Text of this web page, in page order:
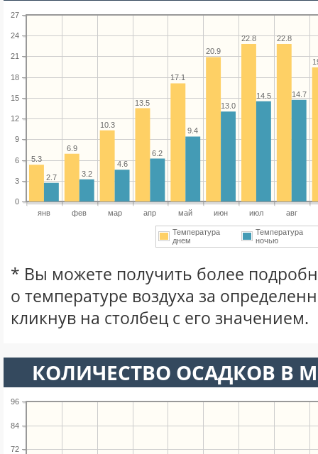
янв фев мар апр май июн июл авг
0
3
6
9
12
15
18
21
24
27
22.8
22.8
20.9
17.1
13.5
10.3
6.9
5.3
14.7
14.5
13.0
9.4
6.2
4.6
3.2
2.7
Температура
днем
Температура
ночью
* Вы можете получить более
о температуре воздуха за
кликнув на столбец с его значением.
КОЛИЧЕСТВО ОСАДКОВ В
72
84
96